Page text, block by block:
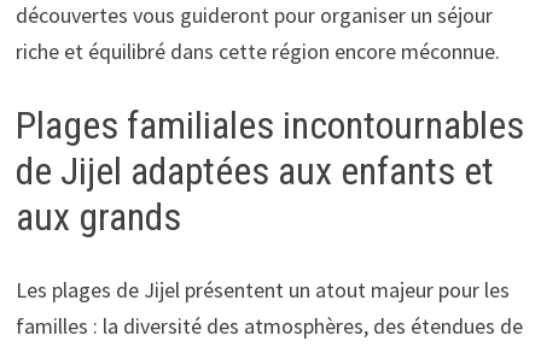
découvertes vous guideront pour organiser un séjour
riche et équilibré dans cette région encore méconnue.
Plages familiales incontournables
de Jijel adaptées aux enfants et
aux grands
Les plages de Jijel présentent un atout majeur pour les
familles : la diversité des atmosphères, des étendues de